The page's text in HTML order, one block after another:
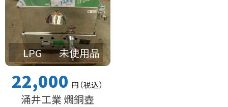
未使用品
LPG
22,000 円（税込）
涌井工業 燗銅壺